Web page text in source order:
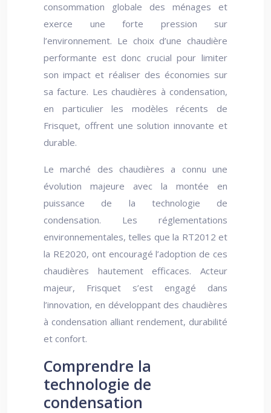
consommation globale des ménages et
exerce une forte pression sur
l’environnement. Le choix d’une chaudière
performante est donc crucial pour limiter
son impact et réaliser des économies sur
sa facture. Les chaudières à condensation,
en particulier les modèles récents de
Frisquet, offrent une solution innovante et
durable.
Le marché des chaudières a connu une
évolution majeure avec la montée en
puissance de la technologie de
condensation. Les réglementations
environnementales, telles que la RT2012 et
la RE2020, ont encouragé l’adoption de ces
chaudières hautement efficaces. Acteur
majeur, Frisquet s’est engagé dans
l’innovation, en développant des chaudières
à condensation alliant rendement, durabilité
et confort.
Comprendre la
technologie de
condensation